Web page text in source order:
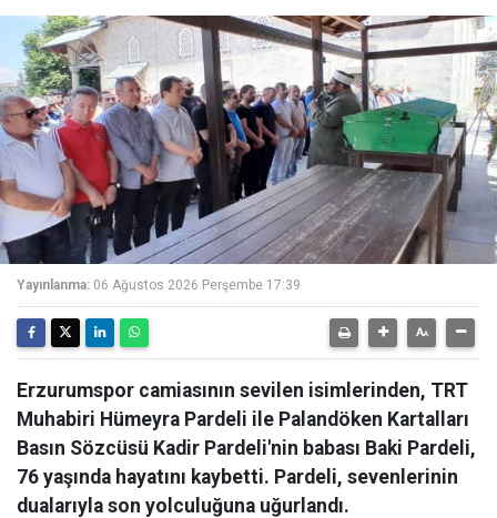
Yayınlanma: 06 Ağustos 2026 Perşembe 17:39
Erzurumspor camiasının sevilen isimlerinden, TRT
Muhabiri Hümeyra Pardeli ile Palandöken Kartalları
Basın Sözcüsü Kadir Pardeli'nin babası Baki Pardeli,
76 yaşında hayatını kaybetti. Pardeli, sevenlerinin
dualarıyla son yolculuğuna uğurlandı.